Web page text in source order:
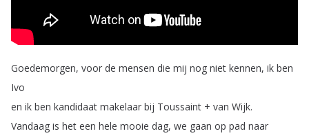
Goedemorgen, voor de mensen die mij nog niet kennen, ik ben
Ivo
en ik ben kandidaat makelaar bij Toussaint + van Wijk.
Vandaag is het een hele mooie dag, we gaan op pad naar